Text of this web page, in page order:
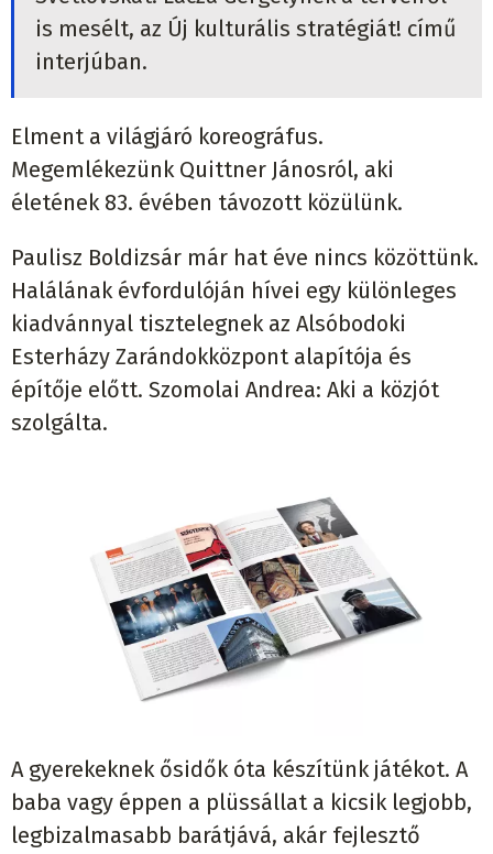
is mesélt, az Új kulturális stratégiát! című
interjúban.
Elment a világjáró koreográfus.
Megemlékezünk Quittner Jánosról, aki
életének 83. évében távozott közülünk.
Paulisz Boldizsár már hat éve nincs közöttünk.
Halálának évfordulóján hívei egy különleges
kiadvánnyal tisztelegnek az Alsóbodoki
Esterházy Zarándokközpont alapítója és
építője előtt. Szomolai Andrea: Aki a közjót
szolgálta.
A gyerekeknek ősidők óta készítünk játékot. A
baba vagy éppen a plüssállat a kicsik legjobb,
legbizalmasabb barátjává, akár fejlesztő